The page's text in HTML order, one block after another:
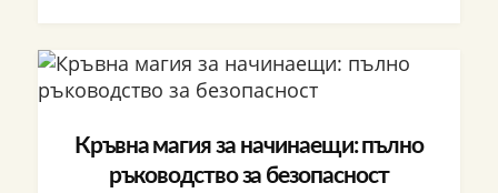
Кръвна магия за начинаещи: пълно
ръководство за безопасност